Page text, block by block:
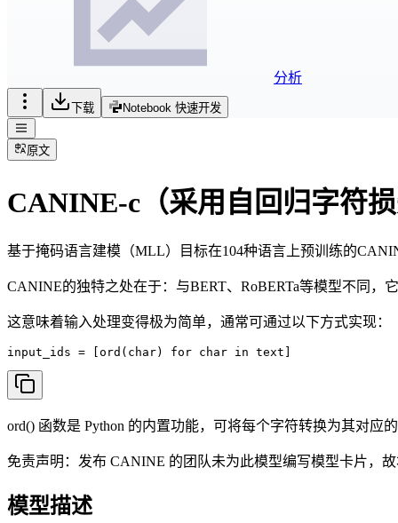
分析
下载 Notebook 快速开发
原文
CANINE-c（采用自回归字符
基于掩码语言建模（MLL）目标在104种语言上预训练的
CANINE的独特之处在于：与BERT、RoBERTa等模型不同，
这意味着输入处理变得极为简单，通常可通过以下方式实现：
input_ids = [ord(char) for char in text]
ord() 函数是 Python 的内置功能，可将每个字符转换为其对应
免责声明：发布 CANINE 的团队未为此模型编写模型卡片，
模型描述